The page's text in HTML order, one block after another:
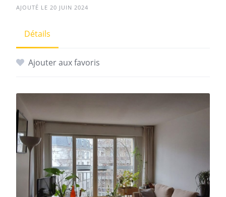
AJOUTÉ LE 20 JUIN 2024
Détails
Ajouter aux favoris